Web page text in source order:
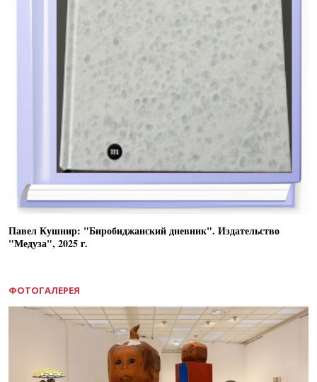
Павел Кушнир: "Биробиджанский дневник". Издательство
"Медуза", 2025 г.
ФОТОГАЛЕРЕЯ